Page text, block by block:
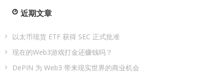
近期文章
以太币现货 ETF 获得 SEC 正式批准
现在的Web3游戏打金还赚钱吗？
DePIN 为 Web3 带来现实世界的商业机会